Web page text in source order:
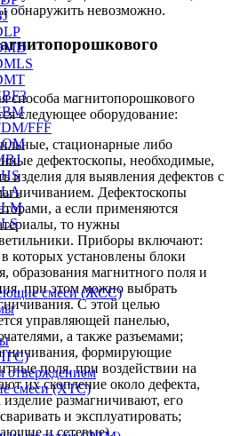
FFF
смеси (ЖСС)
отверждением
смеси (ХТС)
обнаружить невозможно.
способа магнитопорошкового
следующее оборудование:
стационарные либо
дефектоскопы, необходимые,
изделия для выявления дефектов с
Дефектоскопы
а если применяются
то нужны
Приборы включают:
которых установлены блоки
образования магнитного поля и
при этом можно выбрать
С этой целью
управляющей панелью,
а также разъемами;
формирующие
поля, при воздействии на
их скопление около дефекта,
изделие размагничивают, его
и эксплуатировать;
и сетевые).